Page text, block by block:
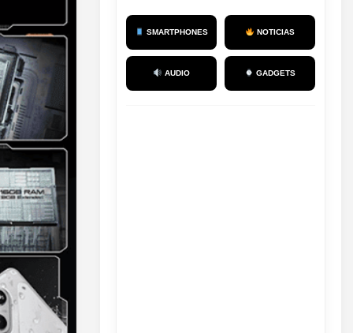
SMARTPHONES NOTICIAS
AUDIO GADGETS